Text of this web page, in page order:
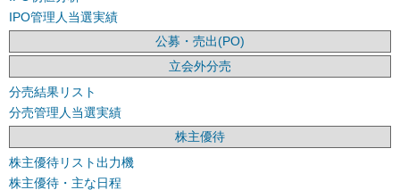
IPO管理人当選実績
公募・売出(PO)
立会外分売
分売結果リスト
分売管理人当選実績
株主優待
株主優待リスト出力機
株主優待・主な日程